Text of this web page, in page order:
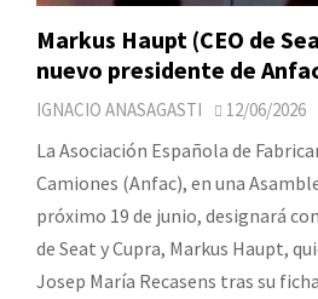
Markus Haupt (CEO de
nuevo presidente de
IGNACIO ANASAGASTI 12/06/2026
La Asociación Española de
Camiones (Anfac), en una
próximo 19 de junio, designará
de Seat y Cupra, Markus Haupt,
Josep María Recasens tras su